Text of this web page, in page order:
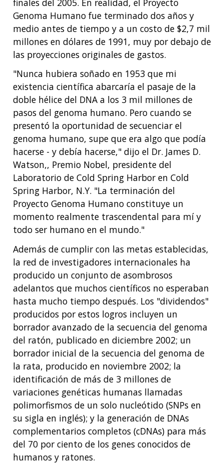
Genoma Humano fue terminado dos años y
medio antes de tiempo y a un costo de $2,7 mil
millones en dólares de 1991, muy por debajo de
las proyecciones originales de gastos.
"Nunca hubiera soñado en 1953 que mi
existencia científica abarcaría el pasaje de la
doble hélice del DNA a los 3 mil millones de
pasos del genoma humano. Pero cuando se
presentó la oportunidad de secuenciar el
genoma humano, supe que era algo que podía
hacerse - y debía hacerse," dijo el Dr. James D.
Watson,, Premio Nobel, presidente del
Laboratorio de Cold Spring Harbor en Cold
Spring Harbor, N.Y. "La terminación del
Proyecto Genoma Humano constituye un
momento realmente trascendental para mí y
todo ser humano en el mundo."
Además de cumplir con las metas establecidas,
la red de investigadores internacionales ha
producido un conjunto de asombrosos
adelantos que muchos científicos no esperaban
hasta mucho tiempo después. Los "dividendos"
producidos por estos logros incluyen un
borrador avanzado de la secuencia del genoma
del ratón, publicado en diciembre 2002; un
borrador inicial de la secuencia del genoma de
la rata, producido en noviembre 2002; la
identificación de más de 3 millones de
variaciones genéticas humanas llamadas
polimorfismos de un solo nucleótido (SNPs en
su sigla en inglés); y la generación de DNAs
complementarios completos (cDNAs) para más
del 70 por ciento de los genes conocidos de
humanos y ratones.